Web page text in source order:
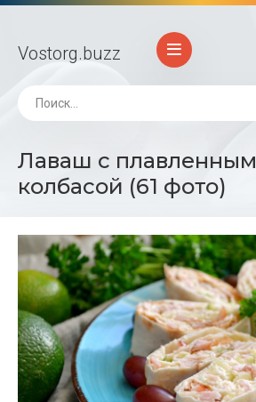
Vostorg.buzz
Лаваш с
колбасой (61 фото)